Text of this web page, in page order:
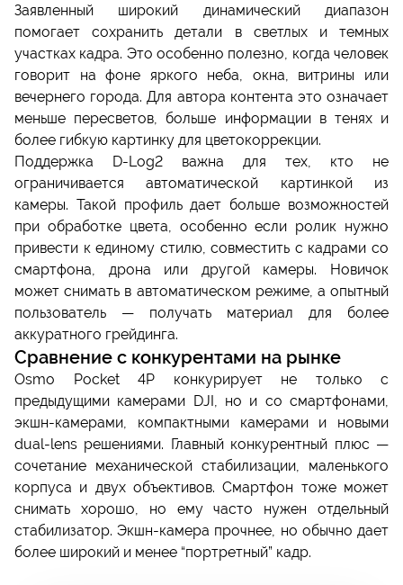
Заявленный широкий динамический диапазон
помогает сохранить детали в светлых и темных
участках кадра. Это особенно полезно, когда человек
говорит на фоне яркого неба, окна, витрины или
вечернего города. Для автора контента это означает
меньше пересветов, больше информации в тенях и
более гибкую картинку для цветокоррекции.
Поддержка D-Log2 важна для тех, кто не
ограничивается автоматической картинкой из
камеры. Такой профиль дает больше возможностей
при обработке цвета, особенно если ролик нужно
привести к единому стилю, совместить с кадрами со
смартфона, дрона или другой камеры. Новичок
может снимать в автоматическом режиме, а опытный
пользователь — получать материал для более
аккуратного грейдинга.
Сравнение с конкурентами на рынке
Osmo Pocket 4P конкурирует не только с
предыдущими камерами DJI, но и со смартфонами,
экшн-камерами, компактными камерами и новыми
dual-lens решениями. Главный конкурентный плюс —
сочетание механической стабилизации, маленького
корпуса и двух объективов. Смартфон тоже может
снимать хорошо, но ему часто нужен отдельный
стабилизатор. Экшн-камера прочнее, но обычно дает
более широкий и менее “портретный” кадр.